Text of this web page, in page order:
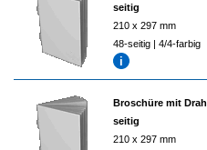
seitig
210 x 297 mm
48-seitig | 4/4-farbig
Broschüre mit
seitig
210 x 297 mm